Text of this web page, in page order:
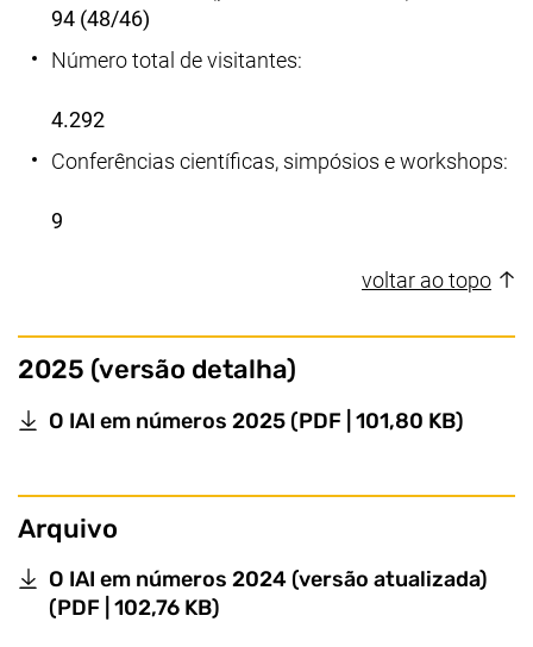
94 (48/46)
Número total de visitantes:
4.292
Conferências científicas, simpósios e workshops:
9
voltar ao topo
2025 (versão detalha)
O IAI em números 2025 (PDF | 101,80 KB)
Arquivo
O IAI em números 2024 (versão atualizada)
(PDF | 102,76 KB)